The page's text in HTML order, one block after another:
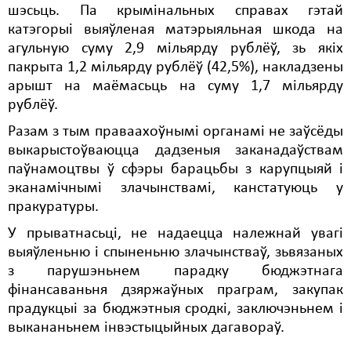
шэсьць. Па крымінальных справах гэтай
катэгорыі выяўленая матэрыяльная шкода на
агульную суму 2,9 мільярду рублёў, зь якіх
пакрыта 1,2 мільярду рублёў (42,5%), накладзены
арышт на маёмасьць на суму 1,7 мільярду
рублёў.
Разам з тым праваахоўнымі органамі не заўсёды
выкарыстоўваюцца дадзеныя заканадаўствам
паўнамоцтвы ў сфэры барацьбы з карупцыяй і
эканамічнымі злачынствамі, канстатуюць у
пракуратуры.
У прыватнасьці, не надаецца належнай увагі
выяўленьню і спыненьню злачынстваў, зьвязаных
з парушэньнем парадку бюджэтнага
фінансаваньня дзяржаўных праграм, закупак
прадукцыі за бюджэтныя сродкі, заключэньнем і
выкананьнем інвэстыцыйных дагавораў.
Мірныя сходы
Палітвязьні
Праваабаронцы
Правы дзіцяці
Пэнітэнцыярная сыстэма
Распальваньне варожасьці
Рознае
Свабода слова
Свабода сумленьня
Сьмяротнае пакараньне